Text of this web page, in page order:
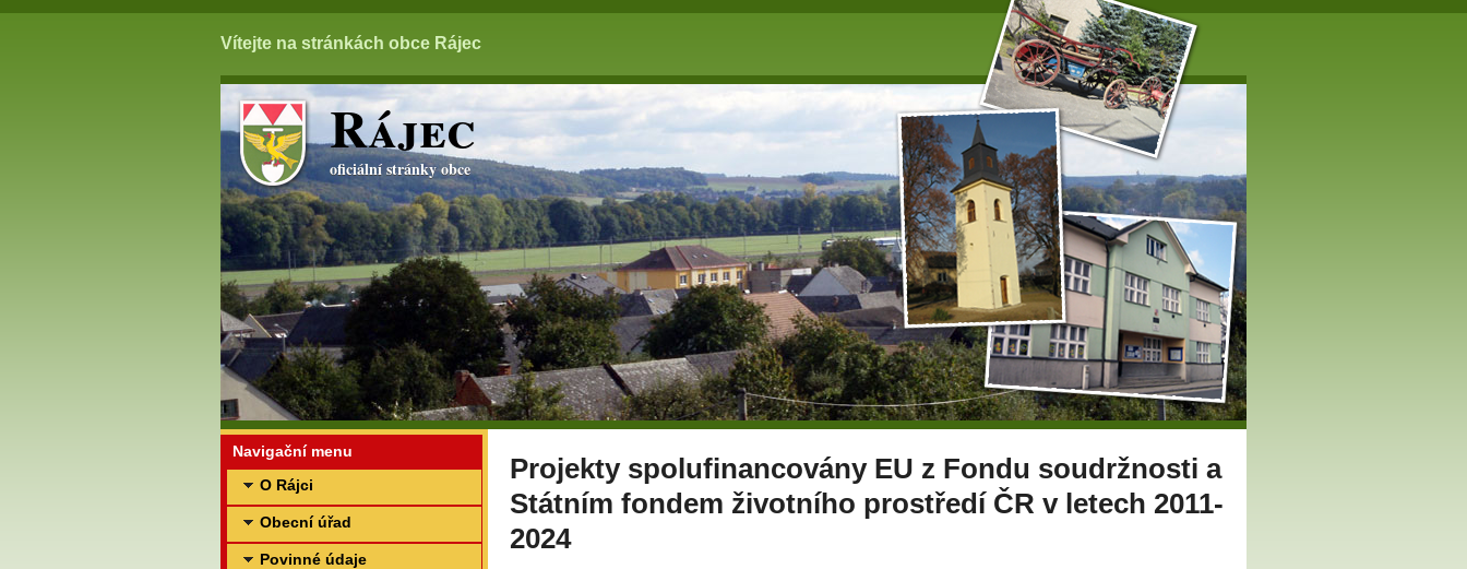
Vítejte na stránkách obce Rájec
Rájec
oficiální stránky obce
Navigační menu
O Rájci
Obecní úřad
Povinné údaje
Projekty spolufinancovány EU z Fondu soudržnosti a
Státním fondem životního prostředí ČR v letech 2011-
2024